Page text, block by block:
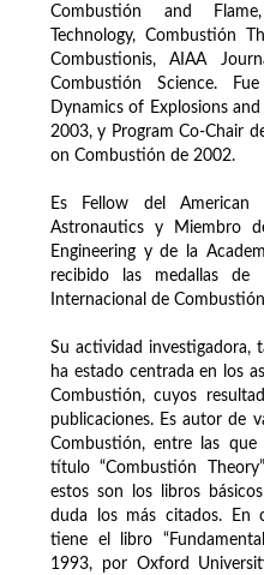
Combustión and
Technology, Combustión
Combustionis, AIAA
Combustión Science.
Dynamics of Explosions
2003, y Program Co-Chair
on Combustión de 2002.
Es Fellow del
Astronautics y Miembro
Engineering y de la
recibido las medallas
Internacional de
Su actividad investigadora,
ha estado centrada en los
Combustión, cuyos
publicaciones. Es autor de
Combustión, entre las
título “Combustión
estos son los libros
duda los más citados. En
tiene el libro
1993, por Oxford